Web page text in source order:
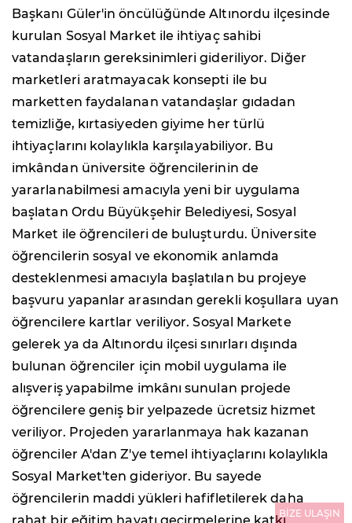
Başkanı Güler'in öncülüğünde Altınordu ilçesinde
kurulan Sosyal Market ile ihtiyaç sahibi
vatandaşların gereksinimleri gideriliyor. Diğer
marketleri aratmayacak konsepti ile bu
marketten faydalanan vatandaşlar gıdadan
temizliğe, kırtasiyeden giyime her türlü
ihtiyaçlarını kolaylıkla karşılayabiliyor. Bu
imkândan üniversite öğrencilerinin de
yararlanabilmesi amacıyla yeni bir uygulama
başlatan Ordu Büyükşehir Belediyesi, Sosyal
Market ile öğrencileri de buluşturdu. Üniversite
öğrencilerin sosyal ve ekonomik anlamda
desteklenmesi amacıyla başlatılan bu projeye
başvuru yapanlar arasından gerekli koşullara uyan
öğrencilere kartlar veriliyor. Sosyal Markete
gelerek ya da Altınordu ilçesi sınırları dışında
bulunan öğrenciler için mobil uygulama ile
alışveriş yapabilme imkânı sunulan projede
öğrencilere geniş bir yelpazede ücretsiz hizmet
veriliyor. Projeden yararlanmaya hak kazanan
öğrenciler A'dan Z'ye temel ihtiyaçlarını kolaylıkla
Sosyal Market'ten gideriyor. Bu sayede
öğrencilerin maddi yükleri hafifletilerek daha
BİZE ULAŞIN